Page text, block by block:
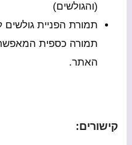
(והגולשים)
תמורת הפניית גולשים
תמורה כספית
האתר.
קישורים: